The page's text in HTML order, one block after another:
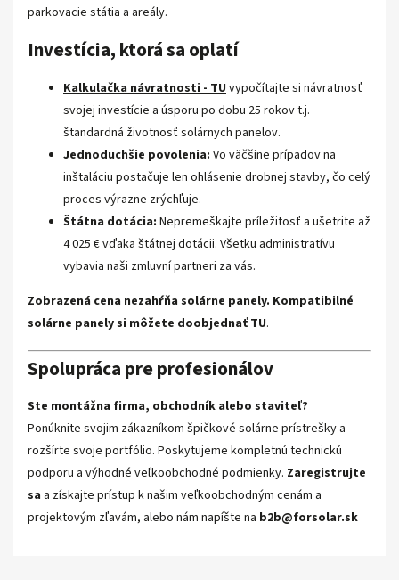
parkovacie státia a areály.
Investícia, ktorá sa oplatí
Kalkulačka návratnosti - TU vypočítajte si návratnosť
svojej investície a úsporu po dobu 25 rokov t.j.
štandardná životnosť solárnych panelov.
Jednoduchšie povolenia: Vo väčšine prípadov na
inštaláciu postačuje len ohlásenie drobnej stavby, čo celý
proces výrazne zrýchľuje.
Štátna dotácia: Nepremeškajte príležitosť a ušetrite až
4 025 € vďaka štátnej dotácii. Všetku administratívu
vybavia naši zmluvní partneri za vás.
Zobrazená cena nezahŕňa solárne panely. Kompatibilné
solárne panely si môžete doobjednať TU.
Spolupráca pre profesionálov
Ste montážna firma, obchodník alebo staviteľ?
Ponúknite svojim zákazníkom špičkové solárne prístrešky a
rozšírte svoje portfólio. Poskytujeme kompletnú technickú
podporu a výhodné veľkoobchodné podmienky. Zaregistrujte
sa a získajte prístup k našim veľkoobchodným cenám a
projektovým zľavám, alebo nám napíšte na b2b@forsolar.sk